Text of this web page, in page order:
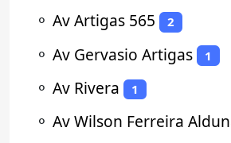
⚬ Av Artigas 565 2
⚬ Av Gervasio Artigas 1
⚬ Av Rivera 1
⚬ Av Wilson Ferreira